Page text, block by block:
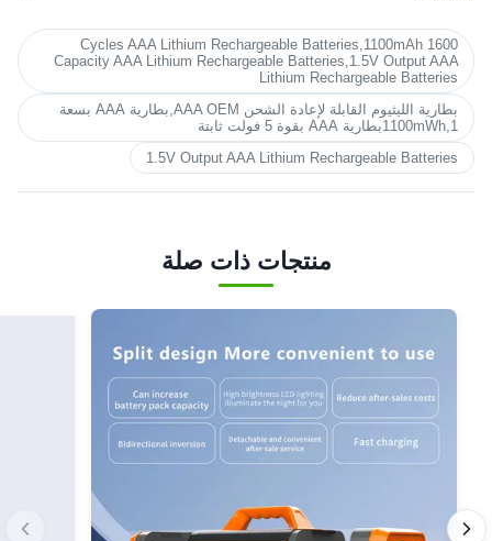
1600 Cycles AAA Lithium Rechargeable Batteries,1100mAh
Capacity AAA Lithium Rechargeable Batteries,1.5V Output AAA
Lithium Rechargeable Batteries
بطارية الليثيوم القابلة لإعادة الشحن AAA OEM,بطارية AAA بسعة
1100mWh,1بطارية AAA بقوة 5 فولت ثابتة
1.5V Output AAA Lithium Rechargeable Batteries
منتجات ذات صلة